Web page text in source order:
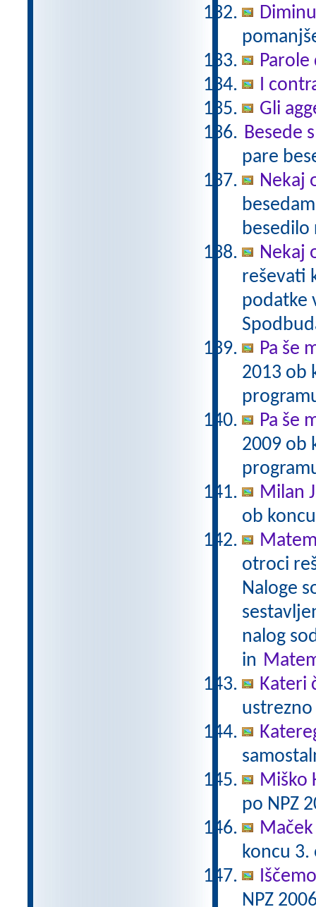
Parole
I
Gli
Besede
pare
Nekaj
besedilo
Nekaj
reševati
podatke
Pa še
2013 ob
Pa še
2009 ob
Milan
ob
otroci
Naloge
nalog
in
Kateri
Miško
po NPZ
koncu
NPZ